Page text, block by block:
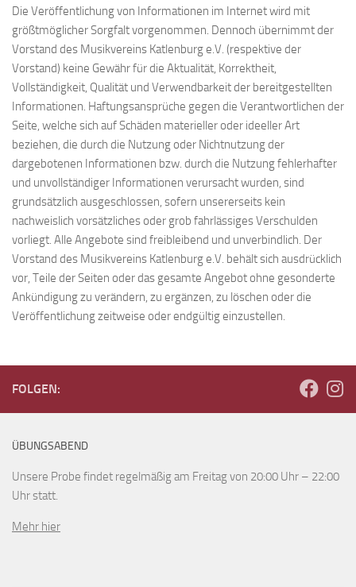
Die Veröffentlichung von Informationen im Internet wird mit
größtmöglicher Sorgfalt vorgenommen. Dennoch übernimmt der
Vorstand des Musikvereins Katlenburg e.V. (respektive der
Vorstand) keine Gewähr für die Aktualität, Korrektheit,
Vollständigkeit, Qualität und Verwendbarkeit der bereitgestellten
Informationen. Haftungsansprüche gegen die Verantwortlichen der
Seite, welche sich auf Schäden materieller oder ideeller Art
beziehen, die durch die Nutzung oder Nichtnutzung der
dargebotenen Informationen bzw. durch die Nutzung fehlerhafter
und unvollständiger Informationen verursacht wurden, sind
grundsätzlich ausgeschlossen, sofern unsererseits kein
nachweislich vorsätzliches oder grob fahrlässiges Verschulden
vorliegt. Alle Angebote sind freibleibend und unverbindlich. Der
Vorstand des Musikvereins Katlenburg e.V. behält sich ausdrücklich
vor, Teile der Seiten oder das gesamte Angebot ohne gesonderte
Ankündigung zu verändern, zu ergänzen, zu löschen oder die
Veröffentlichung zeitweise oder endgültig einzustellen.
FOLGEN:
ÜBUNGSABEND
Unsere Probe findet regelmäßig am Freitag von 20:00 Uhr – 22:00
Uhr statt.
Mehr hier